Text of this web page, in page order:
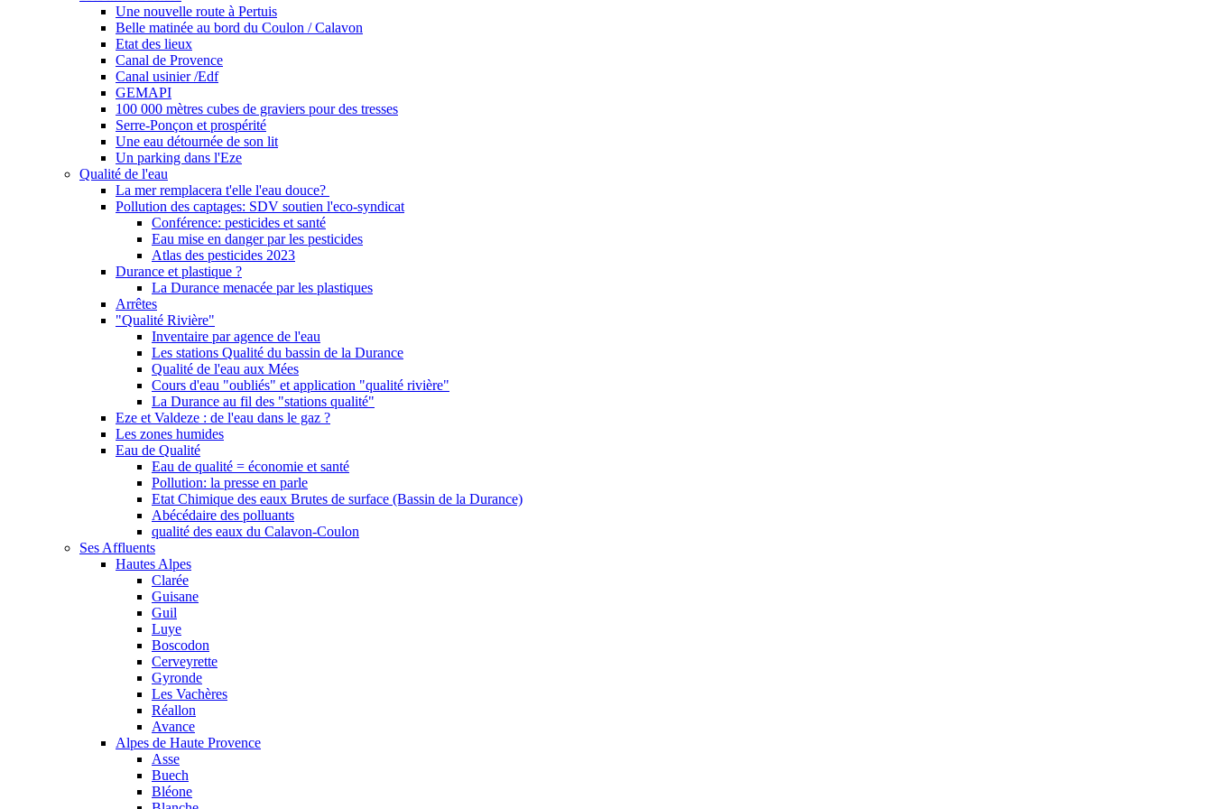
Une nouvelle route à Pertuis
Belle matinée au bord du Coulon / Calavon
Etat des lieux
Canal de Provence
Canal usinier /Edf
GEMAPI
100 000 mètres cubes de graviers pour des tresses
Serre-Ponçon et prospérité
Une eau détournée de son lit
Un parking dans l'Eze
Qualité de l'eau
La mer remplacera t'elle l'eau douce?
Pollution des captages: SDV soutien l'eco-syndicat
Conférence: pesticides et santé
Eau mise en danger par les pesticides
Atlas des pesticides 2023
Durance et plastique ?
La Durance menacée par les plastiques
Arrêtes
"Qualité Rivière"
Inventaire par agence de l'eau
Les stations Qualité du bassin de la Durance
Qualité de l'eau aux Mées
Cours d'eau "oubliés" et application "qualité rivière"
La Durance au fil des "stations qualité"
Eze et Valdeze : de l'eau dans le gaz ?
Les zones humides
Eau de Qualité
Eau de qualité = économie et santé
Pollution: la presse en parle
Etat Chimique des eaux Brutes de surface (Bassin de la Durance)
Abécédaire des polluants
qualité des eaux du Calavon-Coulon
Ses Affluents
Hautes Alpes
Clarée
Guisane
Guil
Luye
Boscodon
Cerveyrette
Gyronde
Les Vachères
Réallon
Avance
Alpes de Haute Provence
Asse
Buech
Bléone